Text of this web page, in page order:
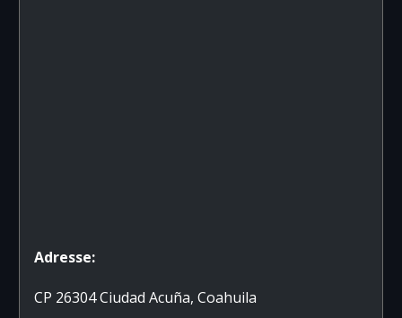
Adresse:
CP 26304 Ciudad Acuña, Coahuila